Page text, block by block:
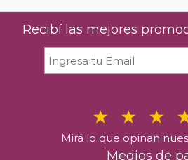
Recibí las mejores
Mirá lo que opinan
Medios de